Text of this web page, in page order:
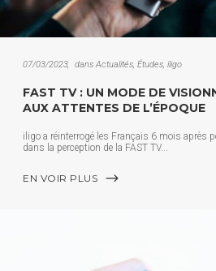
07/03/2023 dans Actualités, Études, iligo
FAST TV : UN MODE DE
AUX ATTENTES DE L’ÉPOQUE
iligo a réinterrogé les Français 6 mois après
dans la perception de la FAST TV
EN VOIR PLUS